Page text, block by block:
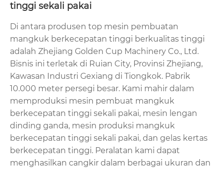
tinggi sekali pakai
Di antara produsen top mesin pembuatan
mangkuk berkecepatan tinggi berkualitas tinggi
adalah Zhejiang Golden Cup Machinery Co., Ltd.
Bisnis ini terletak di Ruian City, Provinsi Zhejiang,
Kawasan Industri Gexiang di Tiongkok. Pabrik
10.000 meter persegi besar. Kami mahir dalam
memproduksi mesin pembuat mangkuk
berkecepatan tinggi sekali pakai, mesin lengan
dinding ganda, mesin produksi mangkuk
berkecepatan tinggi sekali pakai, dan gelas kertas
berkecepatan tinggi. Peralatan kami dapat
menghasilkan cangkir dalam berbagai ukuran dan